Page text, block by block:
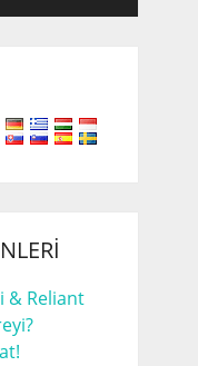
& Reliant